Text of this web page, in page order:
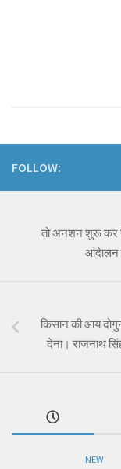
FOLLOW:
तो अनशन शुरू कर
आंदेालन
किसान की आय
देना। राजनाथ
NEW